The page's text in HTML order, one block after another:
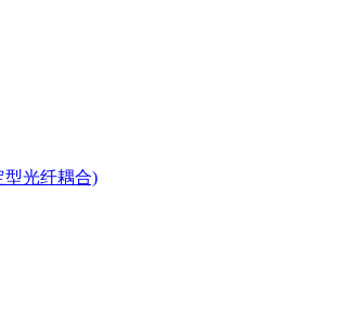
型光纤耦合)